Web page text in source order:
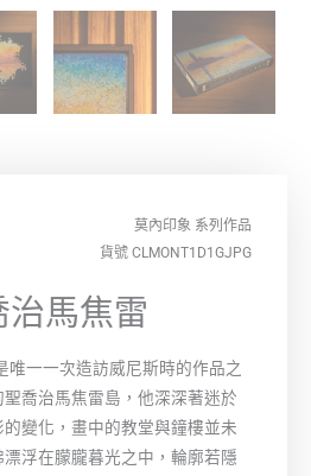
莫內印象 系列作品
貨號 CLMONT1D1GJPG
馬焦雷
唯一一次造訪威尼斯時的作品之
喬治馬焦雷島，他深深著迷於
變化，畫中的教堂與鐘樓並未
浮在朦朧暮光之中，輪廓若隱